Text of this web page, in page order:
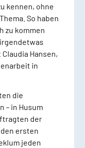
kennen, ohne
So haben
zu kommen
Hansen,
in
die
– in Husum
der
ersten
jeden